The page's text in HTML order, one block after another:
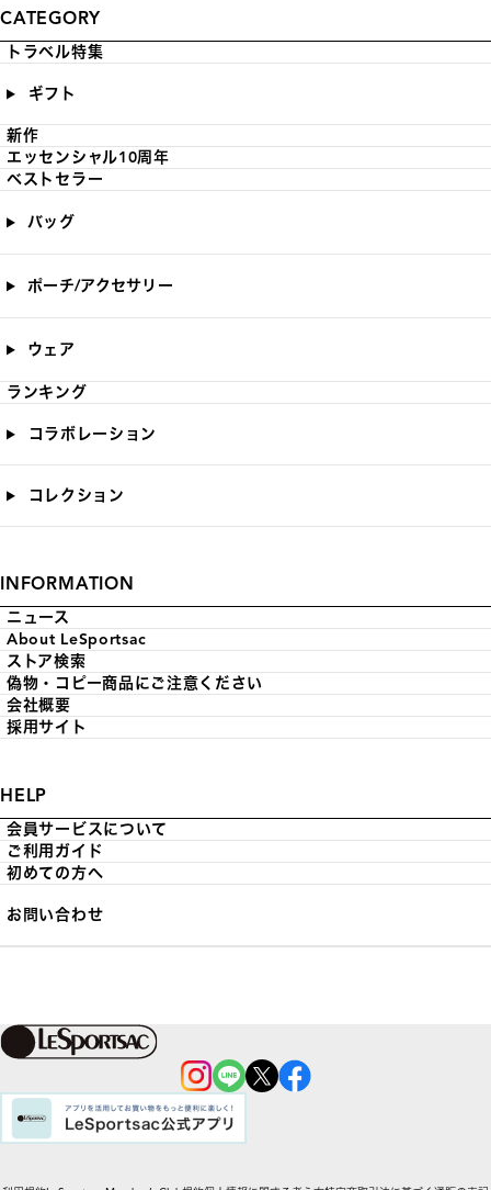
CATEGORY
トラベル特集
ギフト
新作
エッセンシャル10周年
ベストセラー
バッグ
ポーチ/アクセサリー
ウェア
ランキング
コラボレーション
コレクション
INFORMATION
ニュース
About LeSportsac
ストア検索
偽物・コピー商品にご注意ください
会社概要
採用サイト
HELP
会員サービスについて
ご利用ガイド
初めての方へ
お問い合わせ